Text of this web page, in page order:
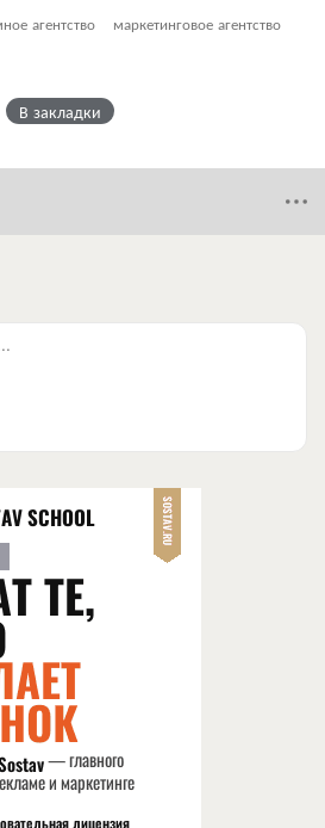
агентство маркетинговое агентство
В закладки